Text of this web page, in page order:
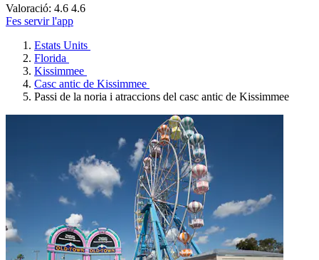
Valoració: 4.6 4.6
Fes servir l'app
Estats Units
Florida
Kissimmee
Casc antic de Kissimmee
Passi de la noria i atraccions del casc antic de Kissimmee